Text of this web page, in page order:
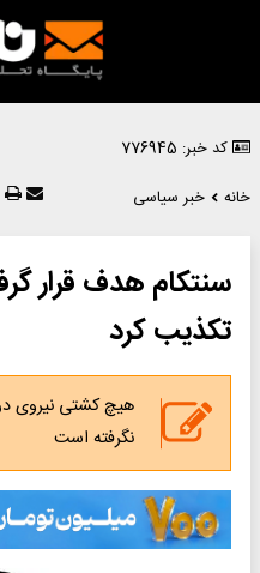
کد خبر: 776945
خانه
خبر سیاسی
سنتکام هدف قرار
تکذیب کرد
هیچ کشتی نیروی
نگرفته است